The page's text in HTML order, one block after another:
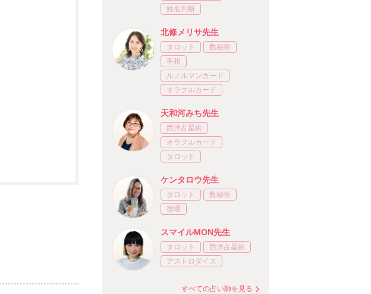
姓名判断
北條メリサ先生
タロット
数秘術
手相
ルノルマンカード
オラクルカード
天和河みち先生
西洋占星術
オラクルカード
タロット
ケンタロウ先生
タロット
数秘術
宿曜
スマイルMON先生
タロット
西洋占星術
アストロダイス
すべての占い師を見る